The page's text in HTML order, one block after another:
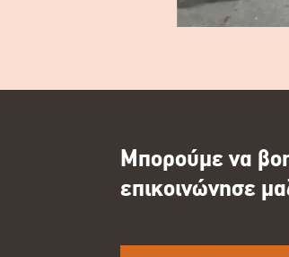
Μπορούμε να
επικοινώνησε